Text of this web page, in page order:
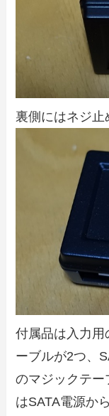
裏側にはネジ止
付属品は入力
ーブルが2つ、
のマジックテー
はSATA電源か